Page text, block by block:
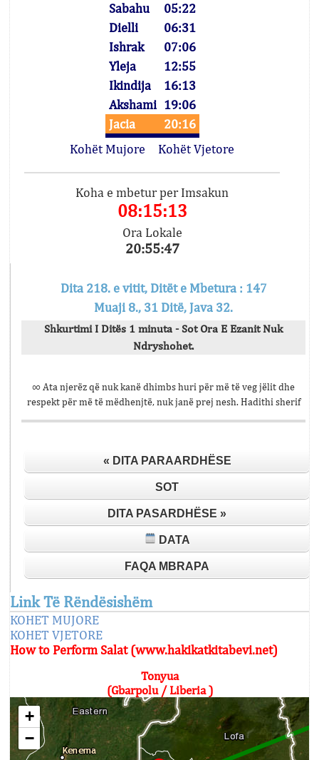
Sabahu
05:22
Dielli
06:31
Ishrak
07:06
Yleja
12:55
Ikindija
16:13
Akshami 19:06
Jacia
20:16
Kohët Mujore
Kohët Vjetore
Koha e mbetur per Imsakun
08:15:13
Ora Lokale
20:55:47
Dita 218. e vitit, Ditët e Mbetura : 147
Muaji 8., 31 Ditë, Java 32.
Shkurtimi I Ditës 1 minuta - Sot Ora E Ezanit Nuk
Ndryshohet.
∞ Ata njerëz që nuk kanë dhimbs huri për më të veg jëlit dhe
respekt për më të mëdhenjtë, nuk janë prej nesh. Hadithi sherif
« DITA PARAARDHËSE
SOT
DITA PASARDHËSE »
DATA
FAQA MBRAPA
Link Të Rëndësishëm
KOHET MUJORE
KOHET VJETORE
How to Perform Salat (www.hakikatkitabevi.net)
Tonyua
(Gbarpolu / Liberia )
+
−